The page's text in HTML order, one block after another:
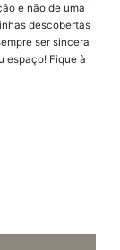
e não de uma
descobertas
ser sincera
espaço! Fique à